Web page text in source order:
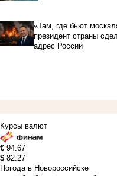
«Там, где бьют
президент страны
адрес России
Курсы валют
€ 94.67
$ 82.27
Погода в Новороссийске